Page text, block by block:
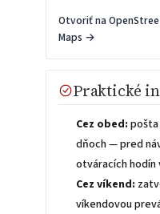
Otvoriť na
Maps →
Praktické
Cez obed:
dňoch — pred
otváracích hodín
Cez víkend:
víkendovou